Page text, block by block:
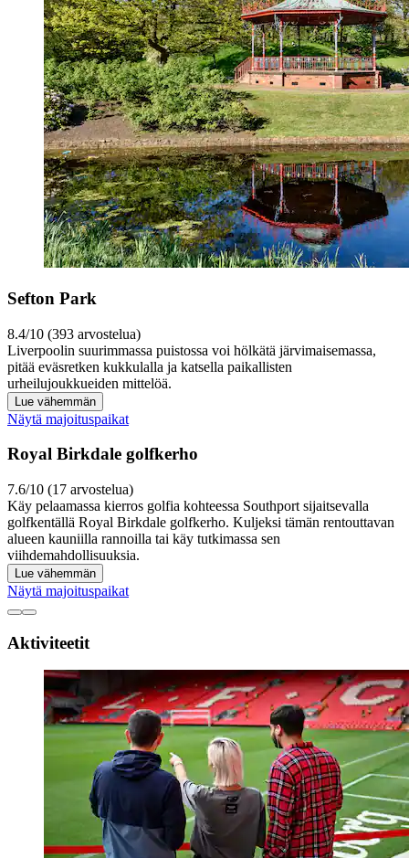
Sefton Park
8.4/10 (393 arvostelua)
Liverpoolin suurimmassa puistossa voi hölkätä järvimaisemassa,
pitää eväsretken kukkulalla ja katsella paikallisten
urheilujoukkueiden mittelöä.
Lue vähemmän
Näytä majoituspaikat
Royal Birkdale golfkerho
7.6/10 (17 arvostelua)
Käy pelaamassa kierros golfia kohteessa Southport sijaitsevalla
golfkentällä Royal Birkdale golfkerho. Kuljeksi tämän rentouttavan
alueen kauniilla rannoilla tai käy tutkimassa sen
viihdemahdollisuuksia.
Lue vähemmän
Näytä majoituspaikat
Aktiviteetit